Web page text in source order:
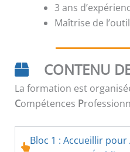
3 ans
Maîtrise de
CONTENU
La formation est
Compétences P
Bloc 1 : Accueillir